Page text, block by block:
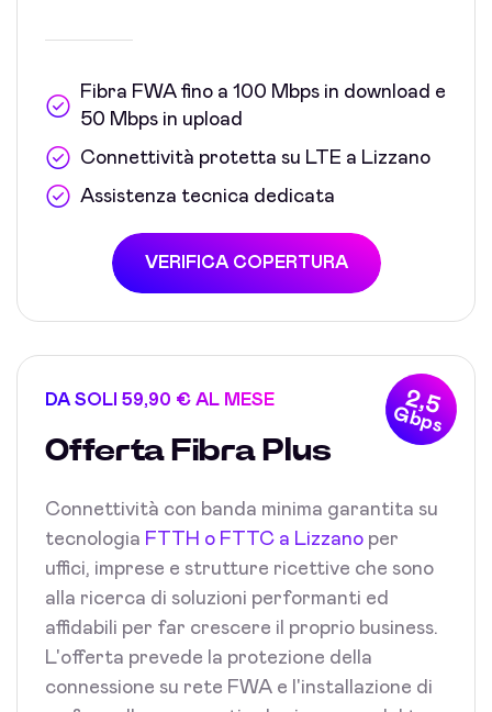
Fibra FWA fino a 100 Mbps in download e
50 Mbps in upload
Connettività protetta su LTE a Lizzano
Assistenza tecnica dedicata
VERIFICA COPERTURA
2,5
Gbps
DA SOLI 59,90 € AL MESE
Offerta Fibra Plus
Connettività con banda minima garantita su
tecnologia FTTH o FTTC a Lizzano per
uffici, imprese e strutture ricettive che sono
alla ricerca di soluzioni performanti ed
affidabili per far crescere il proprio business.
L'offerta prevede la protezione della
connessione su rete FWA e l'installazione di